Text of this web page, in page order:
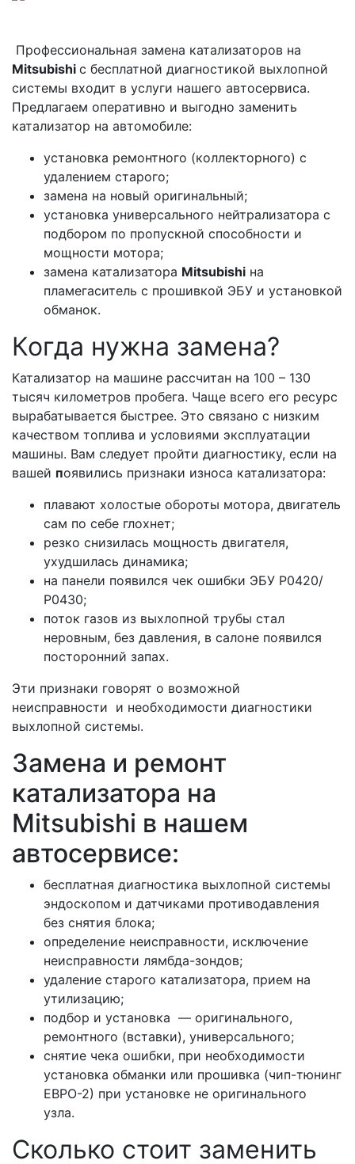
Профессиональная замена катализаторов на
Mitsubishi с бесплатной диагностикой выхлопной
системы входит в услуги нашего автосервиса.
Предлагаем оперативно и выгодно заменить
катализатор на автомобиле:
установка ремонтного (коллекторного) с
удалением старого;
замена на новый оригинальный;
установка универсального нейтрализатора с
подбором по пропускной способности и
мощности мотора;
замена катализатора Mitsubishi на
пламегаситель с прошивкой ЭБУ и установкой
обманок.
Когда нужна замена?
Катализатор на машине рассчитан на 100 – 130
тысяч километров пробега. Чаще всего его ресурс
вырабатывается быстрее. Это связано с низким
качеством топлива и условиями эксплуатации
машины. Вам следует пройти диагностику, если на
вашей появились признаки износа катализатора:
плавают холостые обороты мотора, двигатель
сам по себе глохнет;
резко снизилась мощность двигателя,
ухудшилась динамика;
на панели появился чек ошибки ЭБУ Р0420/
Р0430;
поток газов из выхлопной трубы стал
неровным, без давления, в салоне появился
посторонний запах.
Эти признаки говорят о возможной
неисправности и необходимости диагностики
выхлопной системы.
Замена и ремонт
катализатора на
Mitsubishi в нашем
автосервисе:
бесплатная диагностика выхлопной системы
эндоскопом и датчиками противодавления
без снятия блока;
определение неисправности, исключение
неисправности лямбда-зондов;
удаление старого катализатора, прием на
утилизацию;
подбор и установка — оригинального,
ремонтного (вставки), универсального;
снятие чека ошибки, при необходимости
установка обманки или прошивка (чип-тюнинг
ЕВРО-2) при установке не оригинального
узла.
Сколько стоит заменить